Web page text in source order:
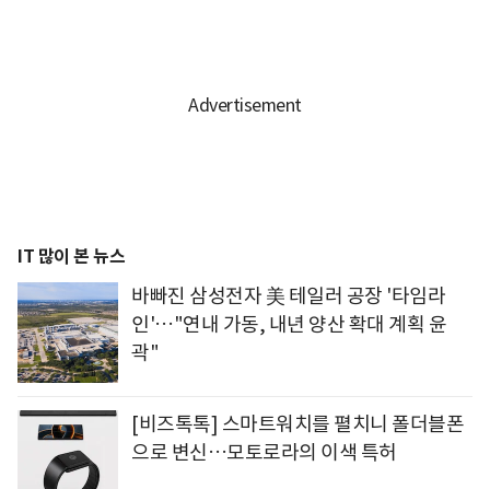
IT 많이 본 뉴스
바빠진 삼성전자 美 테일러 공장 '타임라
인'…"연내 가동, 내년 양산 확대 계획 윤
곽"
[비즈톡톡] 스마트워치를 펼치니 폴더블폰
으로 변신…모토로라의 이색 특허